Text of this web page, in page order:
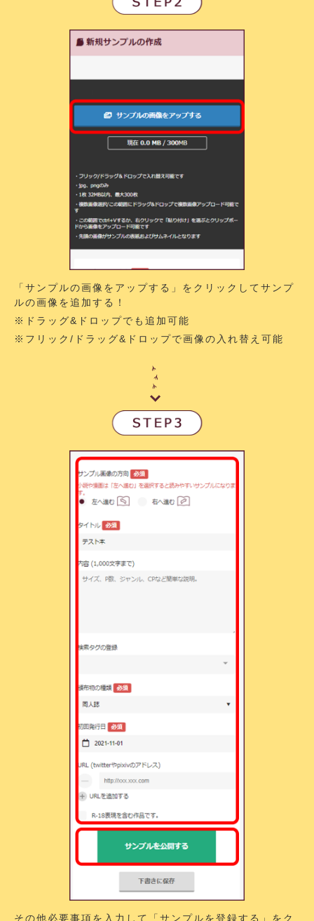
「サンプルの画像をアップする」をクリックしてサンプ
ルの画像を追加する！
※ドラッグ&ドロップでも追加可能
※フリック/ドラッグ&ドロップで画像の入れ替え可能
その他必要事項を入力して「サンプルを登録する」をク